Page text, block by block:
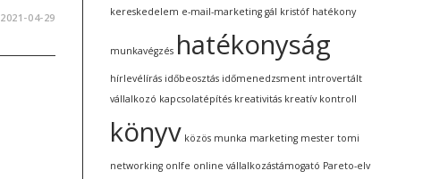
2021-04-29
kereskedelem e-mail-marketing gál kristóf hatékony
munkavégzés hatékonyság
hírlevélírás időbeosztás időmenedzsment introvertált
vállalkozó kapcsolatépítés kreativitás kreatív kontroll
könyv közös munka marketing mester tomi
networking onlfe online vállalkozástámogató Pareto-elv